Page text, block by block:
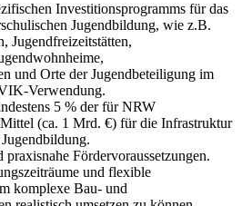
Investitionsprogramms für das
Jugendbildung, wie z.B.
Jugendfreizeitstätten,
und Orte der Jugendbeteiligung im
Verwendung.
5 % der für NRW
(ca. 1 Mrd. €) für die Infrastruktur
Fördervoraussetzungen.
und flexible
komplexe Bau- und